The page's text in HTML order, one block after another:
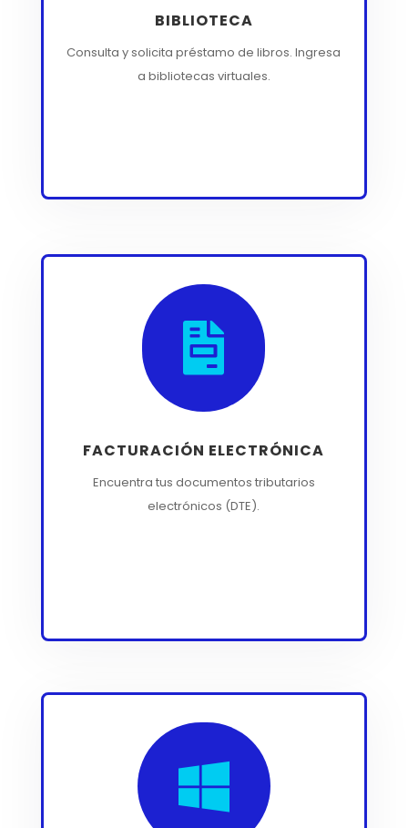
BIBLIOTECA
Consulta y solicita préstamo de libros. Ingresa
a bibliotecas virtuales.

FACTURACIÓN ELECTRÓNICA
Encuentra tus documentos tributarios
electrónicos (DTE).
